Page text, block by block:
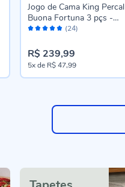
Avaliação: (24)
Jogo de Cama King Percal
Buona Fortuna 3 pçs -
Branco liso
R$ 239,99
5xde R$ 47,99